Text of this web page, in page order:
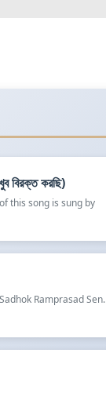
করছি)
this song is sung by
Ramprasad Sen.